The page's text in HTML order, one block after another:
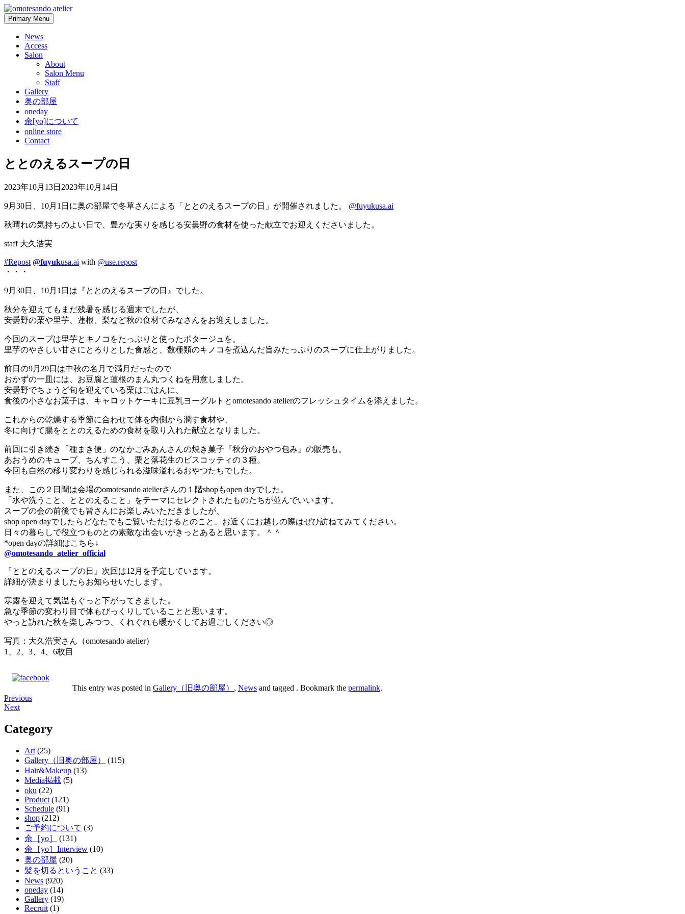
Skip
to
content
Primary Menu
News
Access
Salon
About
Salon Menu
Staff
Gallery
奥の部屋
oneday
余[yo]について
online store
Contact
ととのえるスープの日
2023年10月13日 2023年10月14日
9月30日、10月1日に奥の部屋で冬草さんによる「ととのえるスープの日」が開催されました。 @fuyukusa.ai
秋晴れの気持ちのよい日で、豊かな実りを感じる安曇野の食材を使った献立でお迎えくださいました。
staff 大久浩実
#Repost @fuyukusa.ai with @use.repost
・・・
9月30日、10月1日は『ととのえるスープの日』でした。
秋分を迎えてもまだ残暑を感じる週末でしたが、
安曇野の栗や里芋、蓮根、梨など秋の食材でみなさんをお迎えしました。
今回のスープは里芋とキノコをたっぶりと使ったポタージュを。
里芋のやさしい甘さにとろりとした食感と、数種類のキノコを煮込んだ旨みたっぷりのスープに仕上がりました。
前日の9月29日は中秋の名月で満月だったので
おかずの一皿には、お豆腐と蓮根のまん丸つくねを用意しました。
安曇野でちょうど旬を迎えている栗はごはんに、
食後の小さなお菓子は、キャロットケーキに豆乳ヨーグルトとomotesando atelierのフレッシュタイムを添えました。
これからの乾燥する季節に合わせて体を内側から潤す食材や、
冬に向けて腸をととのえるための食材を取り入れた献立となりました。
前回に引き続き「種まき便」のなかごみあんさんの焼き菓子『秋分のおやつ包み』の販売も。
あおうめのキューブ、ちんすこう、栗と落花生のビスコッティの３種。
今回も自然の移り変わりを感じられる滋味溢れるおやつたちでした。
また、この２日間は会場のomotesando atelierさんの１階shopもopen dayでした。
「水や洗うこと、ととのえること」をテーマにセレクトされたものたちが並んでいいます。
スープの会の前後でも皆さんにお楽しみいただきましたが、
shop open dayでしたらどなたでもご覧いただけるとのこと、お近くにお越しの際はぜひ訪ねてみてください。
日々の暮らしで役立つものとの素敵な出会いがきっとあると思います。＾＾
*open dayの詳細はこちら↓
@omotesando_atelier_official
『ととのえるスープの日』次回は12月を予定しています。
詳細が決まりましたらお知らせいたします。
寒露を迎えて気温もぐっと下がってきました。
急な季節の変わり目で体もびっくりしていることと思います。
やっと訪れた秋を楽しみつつ、くれぐれも暖かくしてお過ごしください◎
写真：大久浩実さん（omotesando atelier）
1、2、3、4、6枚目
This entry was posted in Gallery（旧奥の部屋） , News and tagged . Bookmark the permalink.
Post
navigation
Previous
Next
Category
Art (25)
Gallery（旧奥の部屋）
(115)
Hair&Makeup (13)
Media掲載 (5)
oku (22)
Product (121)
Schedule (91)
shop (212)
ご予約について (3)
余［yo］
(131)
余［yo］Interview (10)
奥の部屋 (20)
髪を切るということ (33)
News (920)
oneday (14)
Gallery (19)
Recruit (1)